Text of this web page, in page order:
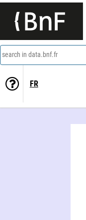
search in data.bnf.fr
FR